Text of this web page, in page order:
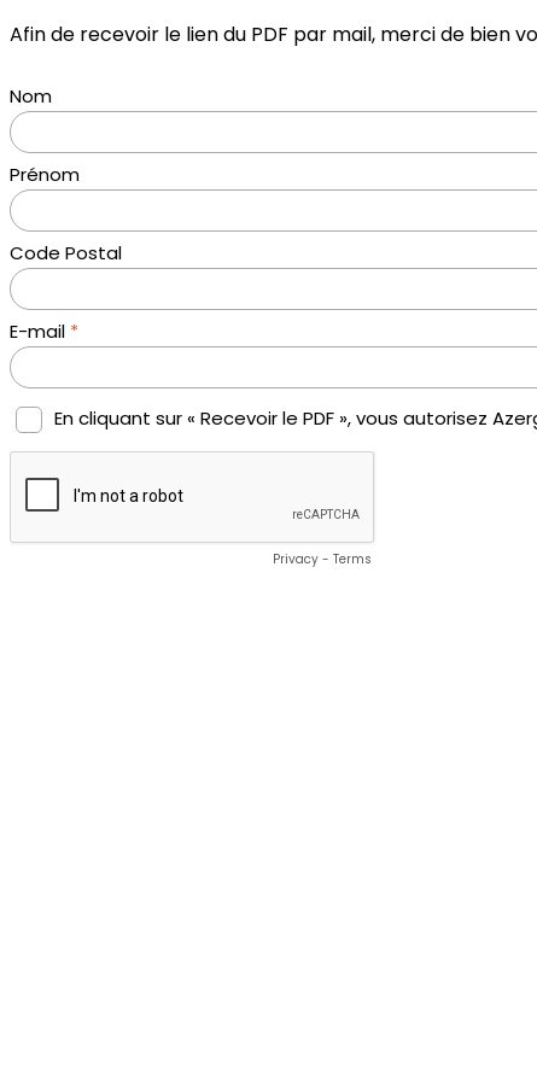
Afin de recevoir le lien du PDF par mail, merci de bien
Nom
Prénom
Code Postal
E-mail *
En cliquant sur « Recevoir le PDF », vous autorisez
Privacy - Terms